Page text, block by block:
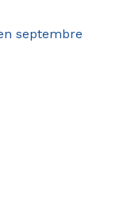
septembre